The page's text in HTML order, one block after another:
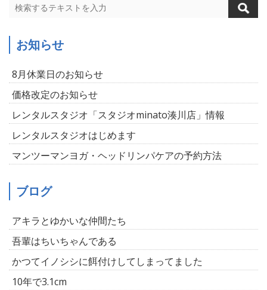
お知らせ
8月休業日のお知らせ
価格改定のお知らせ
レンタルスタジオ「スタジオminato湊川店」情報
レンタルスタジオはじめます
マンツーマンヨガ・ヘッドリンパケアの予約方法
ブログ
アキラとゆかいな仲間たち
吾輩はちいちゃんである
かつてイノシシに餌付けしてしまってました
10年で3.1cm